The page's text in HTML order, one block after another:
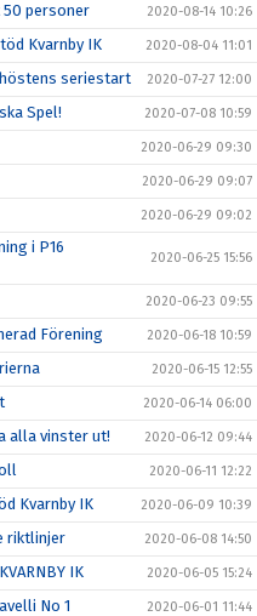
50 personer 2020-08-14 10:26
Kvarnby IK 2020-08-04 11:01
seriestart 2020-07-27 12:00
Spel! 2020-07-08 10:59
2020-06-29 09:30
2020-06-29 09:07
2020-06-29 09:02
i P16
2020-06-25 15:56
2020-06-23 09:55
Förening 2020-06-18 10:59
2020-06-15 12:55
2020-06-14 06:00
alla vinster ut! 2020-06-12 09:44
2020-06-11 12:22
Kvarnby IK 2020-06-09 10:39
riktlinjer 2020-06-08 14:50
IK 2020-06-05 15:24
No 1 2020-06-01 11:44